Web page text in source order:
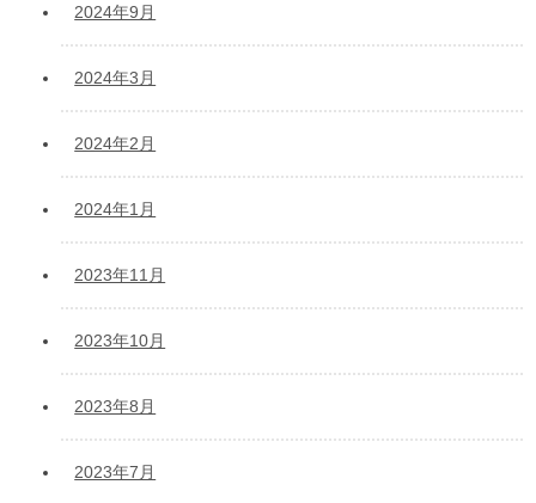
2024年9月
2024年3月
2024年2月
2024年1月
2023年11月
2023年10月
2023年8月
2023年7月